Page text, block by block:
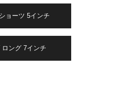
ョーツ 5インチ
ロング 7インチ